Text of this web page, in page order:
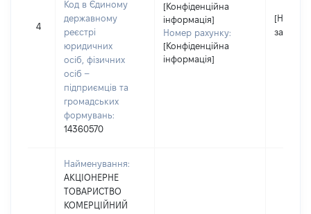
4
Код в Єдиному
державному
реєстрі
юридичних
осіб, фізичних
осіб –
підприємців та
громадських
формувань:
14360570
[Конфіденційна
інформація]
Номер рахунку:
[Конфіденційна
інформація]
[Не
Найменування:
АКЦІОНЕРНЕ
ТОВАРИСТВО
КОМЕРЦІЙНИЙ